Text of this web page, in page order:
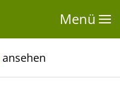
Menü
ansehen